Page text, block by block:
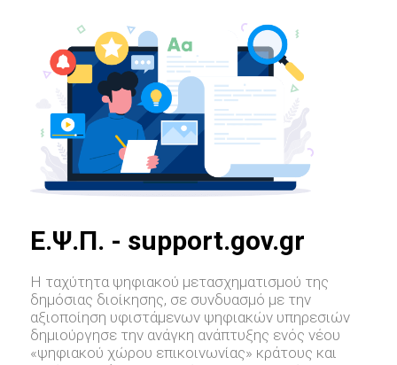
E.Ψ.Π. - support.gov.gr
Η ταχύτητα ψηφιακού μετασχηματισμού της
δημόσιας διοίκησης, σε συνδυασμό με την
αξιοποίηση υφιστάμενων ψηφιακών υπηρεσιών
δημιούργησε την ανάγκη ανάπτυξης ενός νέου
«ψηφιακού χώρου επικοινωνίας» κράτους και